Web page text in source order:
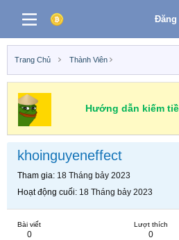
Đăng
Trang Chủ Thành Viên
Hướng dẫn kiếm
khoinguyeneffect
Tham gia 18 Tháng bảy 2023
Hoạt động cuối 18 Tháng bảy 2023
Bài viết
0
Lượt thích
0